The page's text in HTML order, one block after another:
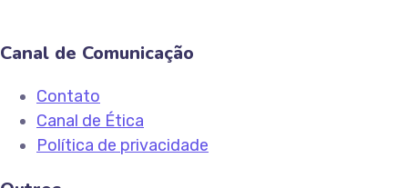
Canal de Comunicação
Contato
Canal de Ética
Política de privacidade